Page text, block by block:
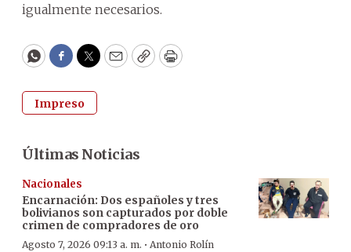
igualmente necesarios.
WhatsApp
Facebook
Twitter
EmailCopyPrint
Impreso
Últimas Noticias
Nacionales
Encarnación: Dos españoles y tres
bolivianos son capturados por doble
crimen de compradores de oro
Agosto 7, 2026 09:13 a. m. · Antonio Rolín